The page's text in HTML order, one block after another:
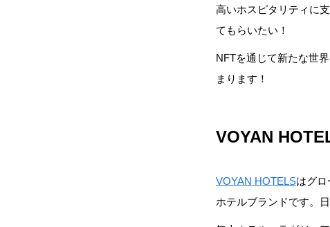
高いホスピタリティに
てもらいたい！
NFTを通じて新たな世
まります！
VOYAN
VOYAN HOTELSはグ
ホテルブランドです。